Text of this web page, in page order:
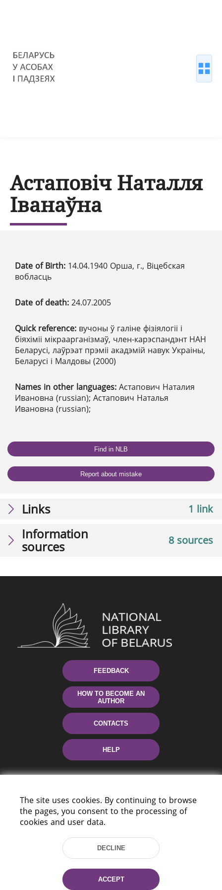
Астаповіч Наталля
Іванаўна
Date of Birth: 14.04.1940 Орша, г., Віцебская
вобласць
Date of death: 24.07.2005
Quick reference: вучоны ў галіне фізіялогіі і
біяхіміі мікраарганізмаў, член-карэспандэнт НАН
Беларусі, лаўрэат прэміі акадэмій навук Украіны,
Беларусі і Малдовы (2000)
Names in other languages: Астапович Наталия
Ивановна (russian); Астапович Наталья
Ивановна (russian);
Find in NLB
Report about mistake
1 link
Links
8 sources
Information
sources
FEEDBACK
HOW TO BECOME AN
AUTHOR
CONTACTS
HELP
220114, Niezaležnasci Ave. 116, Minsk,
Tel.: (+375 17) 368 37 37
Fax: (+375 17) 368 97 06
The site uses cookies. By continuing to browse
the pages, you consent to the processing of
cookies and user data.
DECLINE
ACCEPT